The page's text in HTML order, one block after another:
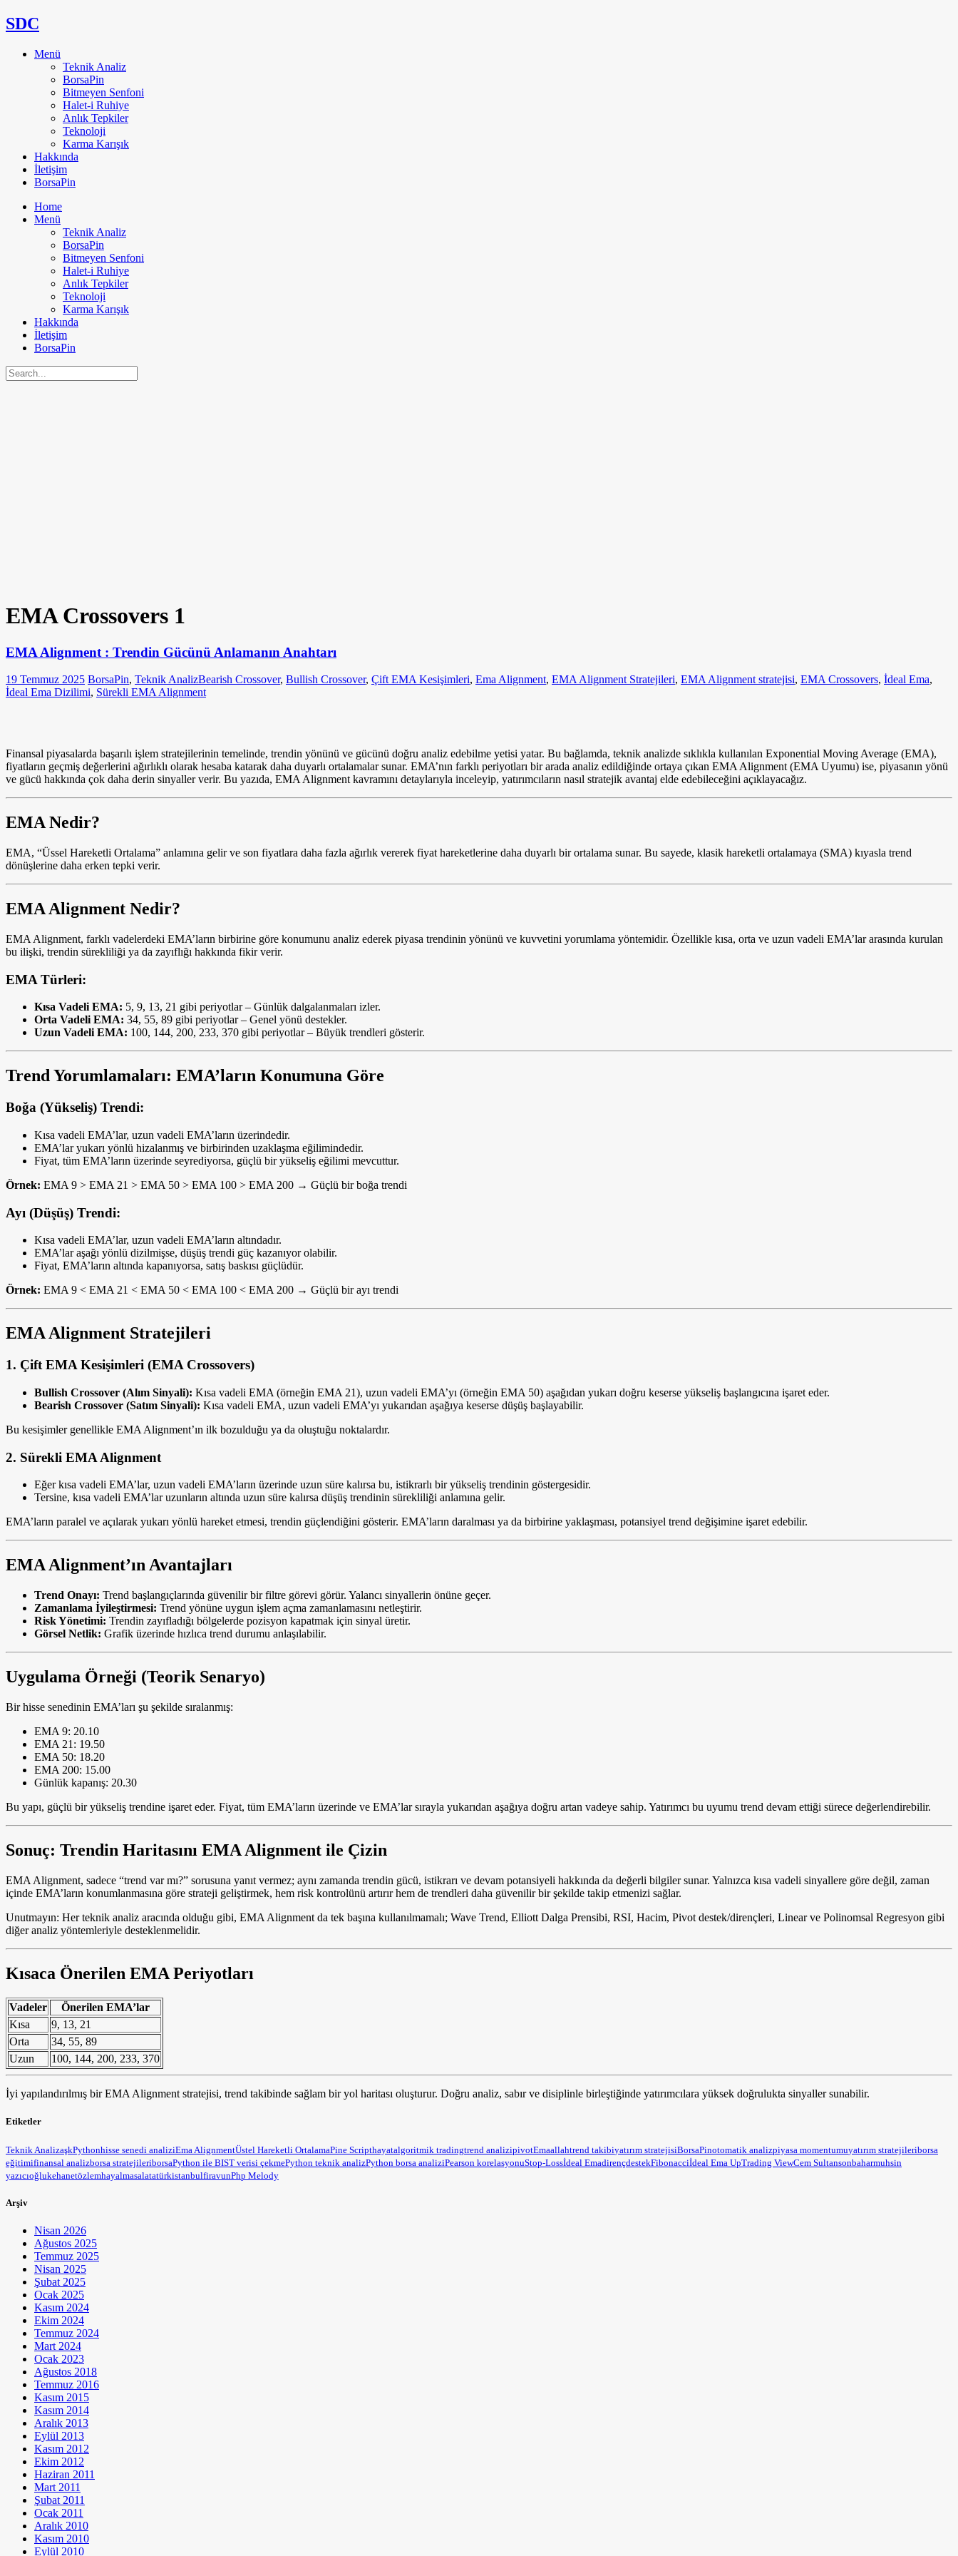
SDC
Menü
Teknik Analiz
BorsaPin
Bitmeyen Senfoni
Halet-i Ruhiye
Anlık Tepkiler
Teknoloji
Karma Karışık
Hakkında
İletişim
BorsaPin
Home
Menü
Teknik Analiz
BorsaPin
Bitmeyen Senfoni
Halet-i Ruhiye
Anlık Tepkiler
Teknoloji
Karma Karışık
Hakkında
İletişim
BorsaPin
EMA Crossovers 1
EMA Alignment : Trendin Gücünü Anlamanın Anahtarı
19 Temmuz 2025 BorsaPin, Teknik AnalizBearish Crossover, Bullish Crossover, Çift EMA Kesişimleri, Ema Alignment, EMA Alignment Stratejileri, EMA Alignment stratejisi, EMA Crossovers, İdeal Ema,
İdeal Ema Dizilimi, Sürekli EMA Alignment
Finansal piyasalarda başarılı işlem stratejilerinin temelinde, trendin yönünü ve gücünü doğru analiz edebilme yetisi yatar. Bu bağlamda, teknik analizde sıklıkla kullanılan Exponential Moving Average (EMA),
fiyatların geçmiş değerlerini ağırlıklı olarak hesaba katarak daha duyarlı ortalamalar sunar. EMA’nın farklı periyotları bir arada analiz edildiğinde ortaya çıkan EMA Alignment (EMA Uyumu) ise, piyasanın yönü
ve gücü hakkında çok daha derin sinyaller verir. Bu yazıda, EMA Alignment kavramını detaylarıyla inceleyip, yatırımcıların nasıl stratejik avantaj elde edebileceğini açıklayacağız.
EMA Nedir?
EMA, “Üssel Hareketli Ortalama” anlamına gelir ve son fiyatlara daha fazla ağırlık vererek fiyat hareketlerine daha duyarlı bir ortalama sunar. Bu sayede, klasik hareketli ortalamaya (SMA) kıyasla trend
dönüşlerine daha erken tepki verir.
EMA Alignment Nedir?
EMA Alignment, farklı vadelerdeki EMA’ların birbirine göre konumunu analiz ederek piyasa trendinin yönünü ve kuvvetini yorumlama yöntemidir. Özellikle kısa, orta ve uzun vadeli EMA’lar arasında kurulan
bu ilişki, trendin sürekliliği ya da zayıflığı hakkında fikir verir.
EMA Türleri:
Kısa Vadeli EMA: 5, 9, 13, 21 gibi periyotlar – Günlük dalgalanmaları izler.
Orta Vadeli EMA: 34, 55, 89 gibi periyotlar – Genel yönü destekler.
Uzun Vadeli EMA: 100, 144, 200, 233, 370 gibi periyotlar – Büyük trendleri gösterir.
Trend Yorumlamaları: EMA’ların Konumuna Göre
Boğa (Yükseliş) Trendi:
Kısa vadeli EMA’lar, uzun vadeli EMA’ların üzerindedir.
EMA’lar yukarı yönlü hizalanmış ve birbirinden uzaklaşma eğilimindedir.
Fiyat, tüm EMA’ların üzerinde seyrediyorsa, güçlü bir yükseliş eğilimi mevcuttur.
Örnek: EMA 9 > EMA 21 > EMA 50 > EMA 100 > EMA 200 → Güçlü bir boğa trendi
Ayı (Düşüş) Trendi:
Kısa vadeli EMA’lar, uzun vadeli EMA’ların altındadır.
EMA’lar aşağı yönlü dizilmişse, düşüş trendi güç kazanıyor olabilir.
Fiyat, EMA’ların altında kapanıyorsa, satış baskısı güçlüdür.
Örnek: EMA 9 < EMA 21 < EMA 50 < EMA 100 < EMA 200 → Güçlü bir ayı trendi
EMA Alignment Stratejileri
1. Çift EMA Kesişimleri (EMA Crossovers)
Bullish Crossover (Alım Sinyali): Kısa vadeli EMA (örneğin EMA 21), uzun vadeli EMA’yı (örneğin EMA 50) aşağıdan yukarı doğru keserse yükseliş başlangıcına işaret eder.
Bearish Crossover (Satım Sinyali): Kısa vadeli EMA, uzun vadeli EMA’yı yukarıdan aşağıya keserse düşüş başlayabilir.
Bu kesişimler genellikle EMA Alignment’ın ilk bozulduğu ya da oluştuğu noktalardır.
2. Sürekli EMA Alignment
Eğer kısa vadeli EMA’lar, uzun vadeli EMA’ların üzerinde uzun süre kalırsa bu, istikrarlı bir yükseliş trendinin göstergesidir.
Tersine, kısa vadeli EMA’lar uzunların altında uzun süre kalırsa düşüş trendinin sürekliliği anlamına gelir.
EMA’ların paralel ve açılarak yukarı yönlü hareket etmesi, trendin güçlendiğini gösterir. EMA’ların daralması ya da birbirine yaklaşması, potansiyel trend değişimine işaret edebilir.
EMA Alignment’ın Avantajları
Trend Onayı: Trend başlangıçlarında güvenilir bir filtre görevi görür. Yalancı sinyallerin önüne geçer.
Zamanlama İyileştirmesi: Trend yönüne uygun işlem açma zamanlamasını netleştirir.
Risk Yönetimi: Trendin zayıfladığı bölgelerde pozisyon kapatmak için sinyal üretir.
Görsel Netlik: Grafik üzerinde hızlıca trend durumu anlaşılabilir.
Uygulama Örneği (Teorik Senaryo)
Bir hisse senedinin EMA’ları şu şekilde sıralanmış:
EMA 9: 20.10
EMA 21: 19.50
EMA 50: 18.20
EMA 200: 15.00
Günlük kapanış: 20.30
Bu yapı, güçlü bir yükseliş trendine işaret eder. Fiyat, tüm EMA’ların üzerinde ve EMA’lar sırayla yukarıdan aşağıya doğru artan vadeye sahip. Yatırımcı bu uyumu trend devam ettiği sürece değerlendirebilir.
Sonuç: Trendin Haritasını EMA Alignment ile Çizin
EMA Alignment, sadece “trend var mı?” sorusuna yanıt vermez; aynı zamanda trendin gücü, istikrarı ve devam potansiyeli hakkında da değerli bilgiler sunar. Yalnızca kısa vadeli sinyallere göre değil, zaman
içinde EMA’ların konumlanmasına göre strateji geliştirmek, hem risk kontrolünü artırır hem de trendleri daha güvenilir bir şekilde takip etmenizi sağlar.
Unutmayın: Her teknik analiz aracında olduğu gibi, EMA Alignment da tek başına kullanılmamalı; Wave Trend, Elliott Dalga Prensibi, RSI, Hacim, Pivot destek/dirençleri, Linear ve Polinomsal Regresyon gibi
diğer analiz yöntemleriyle desteklenmelidir.
Kısaca Önerilen EMA Periyotları
Vadeler
Önerilen EMA’lar
Kısa
9, 13, 21
Orta
34, 55, 89
Uzun
100, 144, 200, 233, 370
İyi yapılandırılmış bir EMA Alignment stratejisi, trend takibinde sağlam bir yol haritası oluşturur. Doğru analiz, sabır ve disiplinle birleştiğinde yatırımcılara yüksek doğrulukta sinyaller sunabilir.
Etiketler
Teknik AnalizaşkPythonhisse senedi analiziEma AlignmentÜstel Hareketli OrtalamaPine Scripthayatalgoritmik tradingtrend analizipivotEmaallahtrend takibiyatırım stratejisiBorsaPinotomatik analizpiyasa momentumuyatırım stratejileriborsa
eğitimifinansal analizborsa stratejileriborsaPython ile BIST verisi çekmePython teknik analizPython borsa analiziPearson korelasyonuStop-Lossİdeal EmadirençdestekFibonacciİdeal Ema UpTrading ViewCem Sultansonbaharmuhsin
yazıcıoğlukehanetözlemhayalmasalatatürkistanbulfiravunPhp Melody
Arşiv
Nisan 2026
Ağustos 2025
Temmuz 2025
Nisan 2025
Şubat 2025
Ocak 2025
Kasım 2024
Ekim 2024
Temmuz 2024
Mart 2024
Ocak 2023
Ağustos 2018
Temmuz 2016
Kasım 2015
Kasım 2014
Aralık 2013
Eylül 2013
Kasım 2012
Ekim 2012
Haziran 2011
Mart 2011
Şubat 2011
Ocak 2011
Aralık 2010
Kasım 2010
Eylül 2010